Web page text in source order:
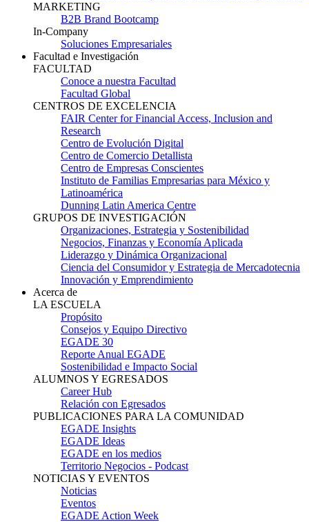
MARKETING
B2B Brand Bootcamp
In-Company
Soluciones Empresariales
Facultad e Investigación
FACULTAD
Conoce a nuestra Facultad
Facultad Global
CENTROS DE EXCELENCIA
FAIR Center for Financial Access, Inclusion and
Research
Centro de Evolución Digital
Centro de Comercio Detallista
Centro de Empresas Conscientes
Instituto de Familias Empresarias para México y
Latinoamérica
Dunning Latin America Centre
GRUPOS DE INVESTIGACIÓN
Organizaciones, Estrategia y Sostenibilidad
Negocios, Finanzas y Economía Aplicada
Liderazgo y Dinámica Organizacional
Ciencia del Consumidor y Estrategia de Mercadotecnia
Innovación y Emprendimiento
Acerca de
LA ESCUELA
Propósito
Consejos y Equipo Directivo
EGADE 30
Reporte Anual EGADE
Sostenibilidad e Impacto Social
ALUMNOS Y EGRESADOS
Career Hub
Relación con Egresados
PUBLICACIONES PARA LA COMUNIDAD
EGADE Insights
EGADE Ideas
EGADE en los medios
Territorio Negocios - Podcast
NOTICIAS Y EVENTOS
Noticias
Eventos
EGADE Action Week